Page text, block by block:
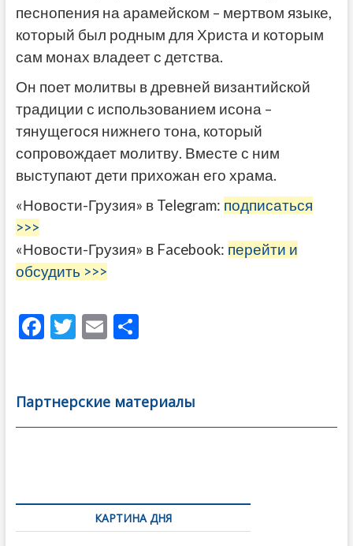
песнопения на арамейском – мертвом языке,
который был родным для Христа и которым
сам монах владеет с детства.
Он поет молитвы в древней византийской
традиции с использованием исона –
тянущегося нижнего тона, который
сопровождает молитву. Вместе с ним
выступают дети прихожан его храма.
«Новости-Грузия» в Telegram: подписаться
>>>
«Новости-Грузия» в Facebook: перейти и
обсудить >>>
F
b
o
T
er
E
l
О
а
в
Партнерские материалы
по
записямКАРТИНА ДНЯ